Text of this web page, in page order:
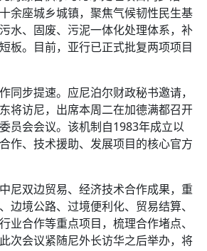
余座城乡城镇，聚焦气候韧性民生基
水、固废、污泥一体化处理体系，补
板。目前，亚行已正式批复两项项目
同步提速。应尼泊尔财政秘书邀请，
将访尼，出席本周二在加德满都召开
员会会议。该机制自1983年成立以
作、技术援助、发展项目的核心官方
尼双边贸易、经济技术合作成果，重
边境公路、过境便利化、贸易结算、
业合作等重点项目，梳理合作堵点、
次会议紧随尼外长访华之后举办，将